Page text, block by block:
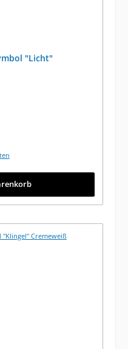
"Licht"